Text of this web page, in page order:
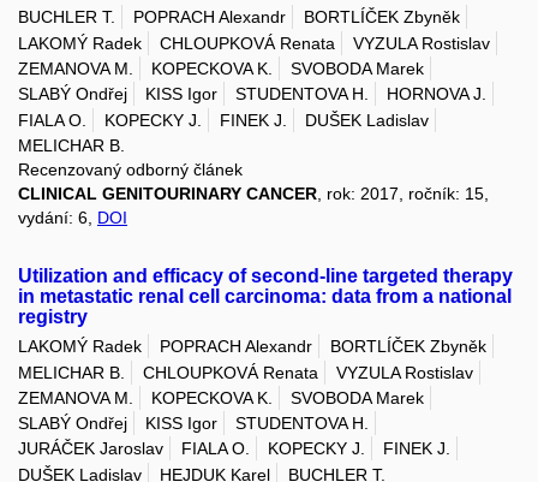
BUCHLER T. POPRACH Alexandr
BORTLÍČEK Zbyněk
LAKOMÝ Radek
CHLOUPKOVÁ Renata
VYZULA Rostislav
ZEMANOVA M.
KOPECKOVA K.
SVOBODA Marek
SLABÝ Ondřej
KISS Igor STUDENTOVA H.
HORNOVA J.
FIALA O.
KOPECKY J. FINEK J.
DUŠEK Ladislav
MELICHAR B.
Recenzovaný odborný článek
CLINICAL GENITOURINARY CANCER , rok: 2017, ročník: 15,
vydání: 6, DOI
Utilization and efficacy of second-line targeted therapy
in metastatic renal cell carcinoma: data from a national
registry
LAKOMÝ Radek POPRACH Alexandr
BORTLÍČEK Zbyněk
MELICHAR B.
CHLOUPKOVÁ Renata
VYZULA Rostislav
ZEMANOVA M.
KOPECKOVA K.
SVOBODA Marek
SLABÝ Ondřej
KISS Igor
STUDENTOVA H.
JURÁČEK Jaroslav
FIALA O. KOPECKY J.
FINEK J.
DUŠEK Ladislav
HEJDUK Karel
BUCHLER T.